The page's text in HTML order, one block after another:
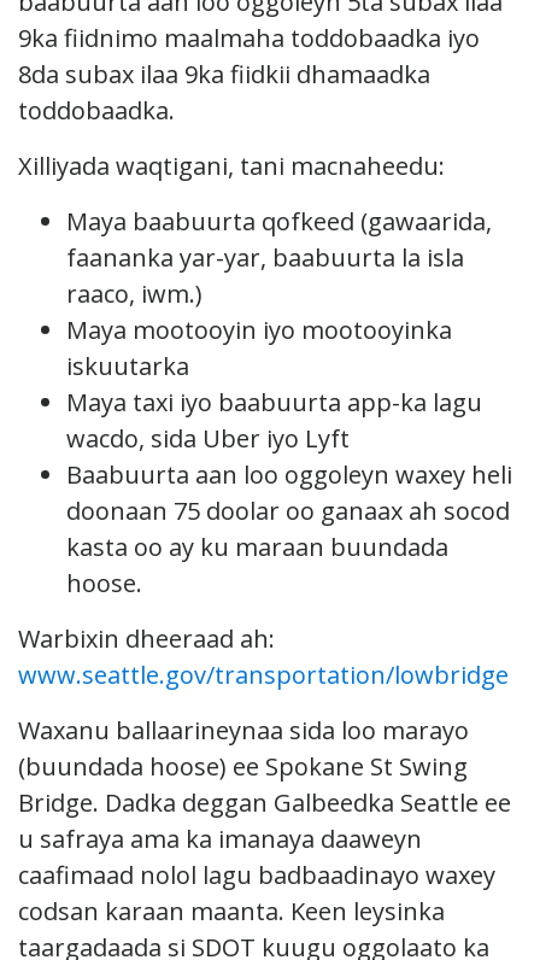
9ka fiidnimo maalmaha toddobaadka iyo
8da subax ilaa 9ka fiidkii dhamaadka
toddobaadka.
Xilliyada waqtigani, tani macnaheedu:
Maya baabuurta qofkeed (gawaarida,
faananka yar-yar, baabuurta la isla
raaco, iwm.)
Maya mootooyin iyo mootooyinka
iskuutarka
Maya taxi iyo baabuurta app-ka lagu
wacdo, sida Uber iyo Lyft
Baabuurta aan loo oggoleyn waxey heli
doonaan 75 doolar oo ganaax ah socod
kasta oo ay ku maraan buundada
hoose.
Warbixin dheeraad ah:
www.seattle.gov/transportation/lowbridge
Waxanu ballaarineynaa sida loo marayo
(buundada hoose) ee Spokane St Swing
Bridge. Dadka deggan Galbeedka Seattle ee
u safraya ama ka imanaya daaweyn
caafimaad nolol lagu badbaadinayo waxey
codsan karaan maanta. Keen leysinka
taargadaada si SDOT kuugu oggolaato ka